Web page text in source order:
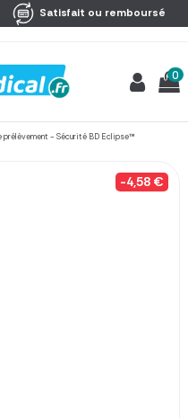
Satisfait ou remboursé
0
prélèvement - Sécurité BD Eclipse™
-4,58 €